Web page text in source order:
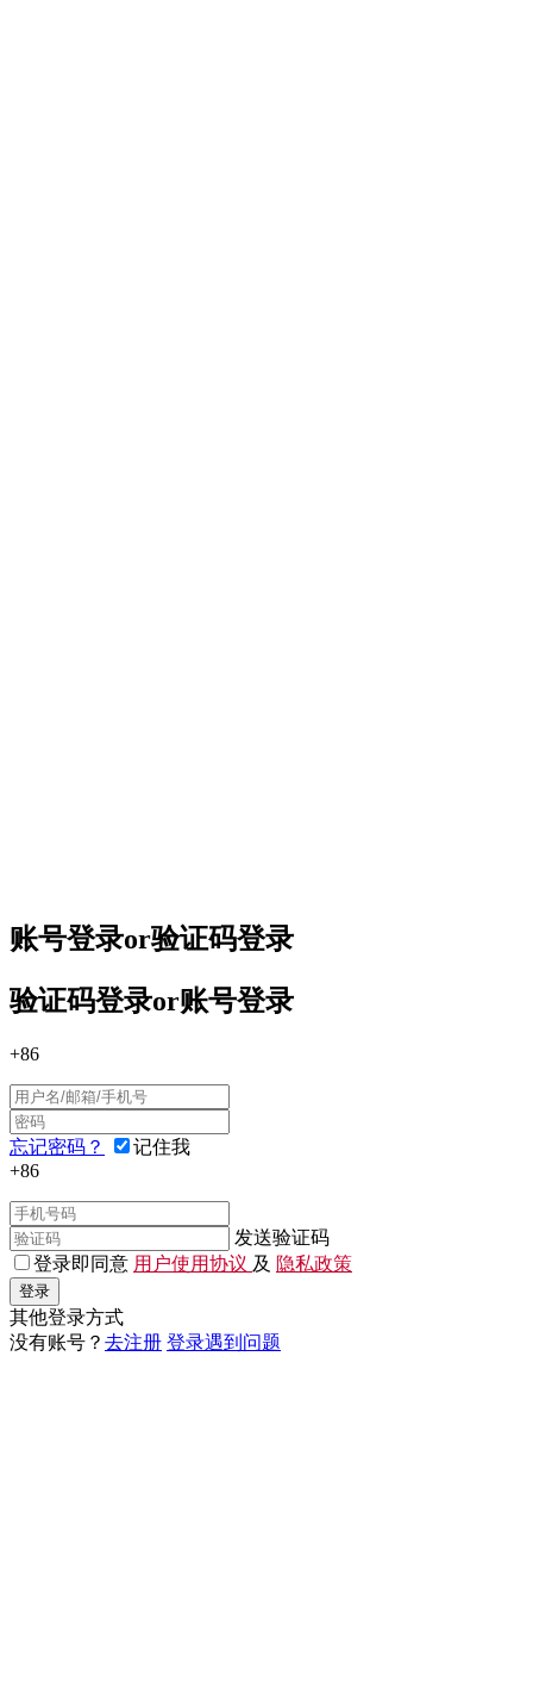
账号登录or验证码登录
验证码登录or账号登录
+86
忘记密码？
记住我
+86
发送验证码
登录即同意 用户使用协议 及 隐私政策
登录
其他登录方式
没有账号？ 去注册 登录遇到问题